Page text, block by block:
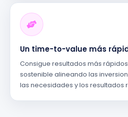
Un time-to-value más
Consigue resultados más
sostenible alineando las
las necesidades y los resultados